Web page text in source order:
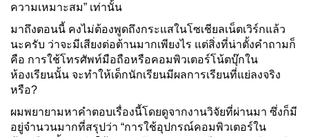
ความเหมาะสม” เท่านั้น
มาถึงตอนนี้ คงไม่ต้องพูดถึงกระแสในโซเชียลเน็ตเวิร์กแล้ว
นะครับ ว่าจะมีเสียงต่อต้านมากเพียงไร แต่สิ่งที่น่าตั้งคำถามก็
คือ การใช้โทรศัพท์มือถือหรือคอมพิวเตอร์โน้ตบุ๊กใน
ห้องเรียนนั้น จะทำให้เด็กนักเรียนมีผลการเรียนที่แย่ลงจริง
หรือ?
ผมพยายามหาคำตอบเรื่องนี้โดยดูจากงานวิจัยที่ผ่านมา ซึ่งก็มี
อยู่จำนวนมากที่สรุปว่า “การใช้อุปกรณ์คอมพิวเตอร์ใน